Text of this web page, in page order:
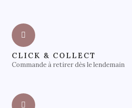
CLICK & COLLECT
Commande à retirer dès le lendemain